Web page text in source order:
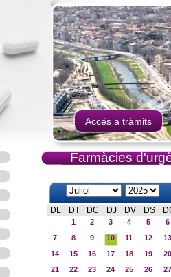
Accés a tràmits
Farmàcies
DL DT DC DJ DV DS
1 2 3 4 5
6
7
8 9 10 11 12
13
14
15 16 17 18 19
20
21
22 23 24 25 26
27